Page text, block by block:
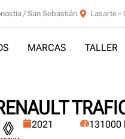
/ San Sebastián Lasarte -
MARCAS TALLER
2021 131000